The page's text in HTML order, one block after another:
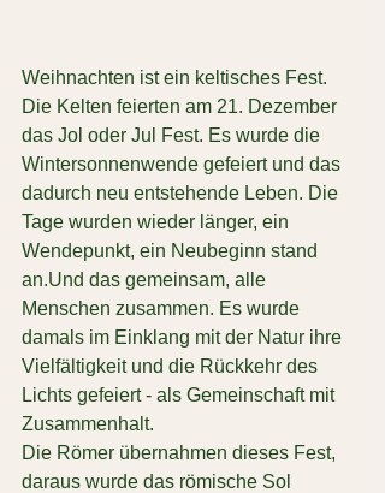
Weihnachten ist ein keltisches Fest.
Die Kelten feierten am 21. Dezember
das Jol oder Jul Fest. Es wurde die
Wintersonnenwende gefeiert und das
dadurch neu entstehende Leben. Die
Tage wurden wieder länger, ein
Wendepunkt, ein Neubeginn stand
an.Und das gemeinsam, alle
Menschen zusammen. Es wurde
damals im Einklang mit der Natur ihre
Vielfältigkeit und die Rückkehr des
Lichts gefeiert - als Gemeinschaft mit
Zusammenhalt.
Die Römer übernahmen dieses Fest,
daraus wurde das römische Sol